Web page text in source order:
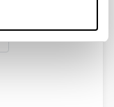
y de calidad